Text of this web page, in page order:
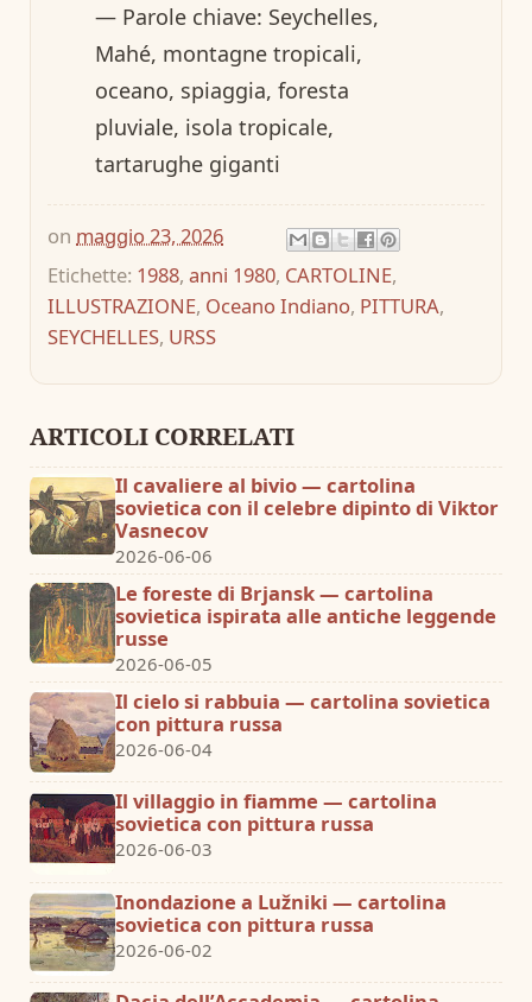
— Parole chiave: Seychelles,
Mahé, montagne tropicali,
oceano, spiaggia, foresta
pluviale, isola tropicale,
tartarughe giganti
on maggio 23, 2026
Etichette: 1988, anni 1980, CARTOLINE,
ILLUSTRAZIONE, Oceano Indiano, PITTURA,
SEYCHELLES, URSS
ARTICOLI CORRELATI
Il cavaliere al bivio — cartolina
sovietica con il celebre dipinto di Viktor
Vasnecov
2026-06-06
Le foreste di Brjansk — cartolina
sovietica ispirata alle antiche leggende
russe
2026-06-05
Il cielo si rabbuia — cartolina sovietica
con pittura russa
2026-06-04
Il villaggio in fiamme — cartolina
sovietica con pittura russa
2026-06-03
Inondazione a Lužniki — cartolina
sovietica con pittura russa
2026-06-02